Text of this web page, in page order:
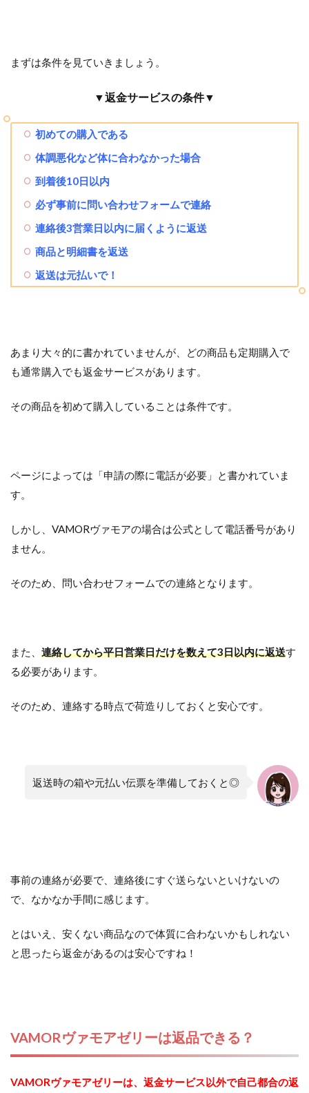
まずは条件を見ていきましょう。
▼返金サービスの条件▼
初めての購入である
体調悪化など体に合わなかった場合
到着後10日以内
必ず事前に問い合わせフォームで連絡
連絡後3営業日以内に届くように返送
商品と明細書を返送
返送は元払いで！
あまり大々的に書かれていませんが、どの商品も定期購入で
も通常購入でも返金サービスがあります。
その商品を初めて購入していることは条件です。
ページによっては「申請の際に電話が必要」と書かれていま
す。
しかし、VAMORヴァモアの場合は公式として電話番号があり
ません。
そのため、問い合わせフォームでの連絡となります。
また、 連絡してから平日営業日だけを数えて3日以内に返送す
る必要があります。
そのため、連絡する時点で荷造りしておくと安心です。
返送時の箱や元払い伝票を準備しておくと◎
事前の連絡が必要で、連絡後にすぐ送らないといけないの
で、なかなか手間に感じます。
とはいえ、安くない商品なので体質に合わないかもしれない
と思ったら返金があるのは安心ですね！
VAMORヴァモアゼリーは返品できる？
VAMORヴァモアゼリーは、返金サービス以外で自己都合の返